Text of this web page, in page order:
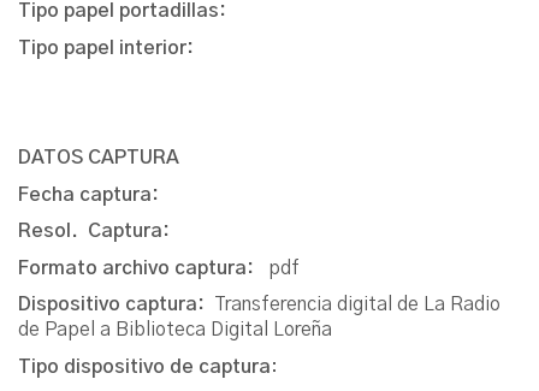
Tipo papel portadillas:
Tipo papel interior:
DATOS CAPTURA
Fecha captura:
Resol. Captura:
Formato archivo captura: pdf
Dispositivo captura:
Transferencia digital de La Radio
de Papel a Biblioteca Digital Loreña
Tipo dispositivo de captura: